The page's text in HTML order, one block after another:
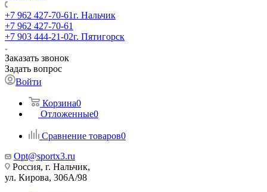
+7 962 427-70-61г. Нальчик
+7 962 427-70-61
+7 903 444-21-02г. Пятигорск
Заказать звонок
Задать вопрос
Войти
Корзина0
Отложенные0
Сравнение товаров0
Opt@sportx3.ru
Россия, г. Нальчик,
ул. Кирова, 306А/98